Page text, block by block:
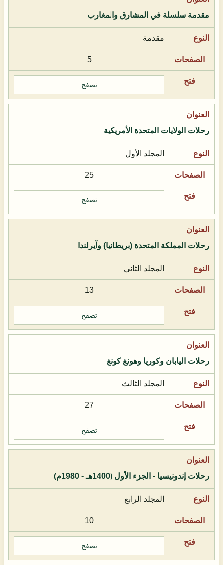
مقدمة سلسلة في المشارق والمغارب
مقدمة
5
تصفح
رحلات الولايات المتحدة الأمريكية
المجلد الأول
25
تصفح
رحلات المملكة المتحدة (بريطانيا) وآيرلندا
المجلد الثاني
13
تصفح
رحلات اليابان وكوريا وهونغ كونغ
المجلد الثالث
27
تصفح
رحلات إندونيسيا - الجزء الأول (1400هـ - 1980م)
المجلد الرابع
10
تصفح